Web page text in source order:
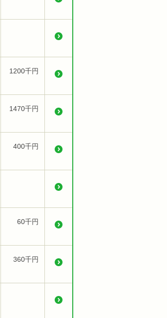
1200千円
1470千円
400千円
60千円
360千円